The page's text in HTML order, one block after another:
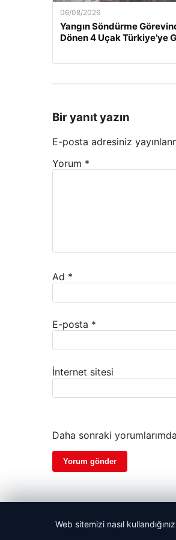
06/08/2026
Yangın Söndürme
Dönen 4 Uçak Türkiye’ye
Bir yanıt yazın
E-posta adresiniz
Yorum *
Ad *
E-posta *
İnternet sitesi
Daha sonraki
© 2026 Haber Ekseni | Güncel
Web sitemizi nasıl